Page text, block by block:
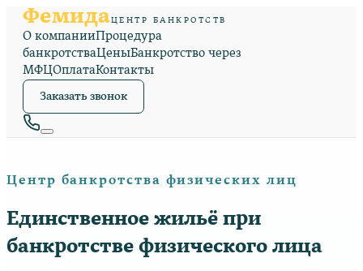
ФемидаЦЕНТР БАНКРОТСТВ
О компанииПроцедура
банкротстваЦеныБанкротство через
МФЦОплатаКонтакты
Заказать звонок
Центр банкротства физических лиц
Единственное жильё при
банкротстве физического лица